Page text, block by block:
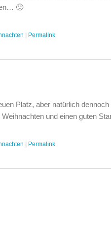
🙂
Permalink
Platz, aber natürlich
und einen guten
Permalink